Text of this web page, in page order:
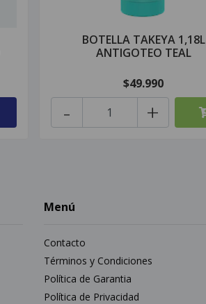
BOTELLA TAKEYA 1,18L
ANTIGOTEO TEAL
$49.990
+
-
Menú
Contacto
Términos y Condiciones
Política de Garantia
Política de Privacidad